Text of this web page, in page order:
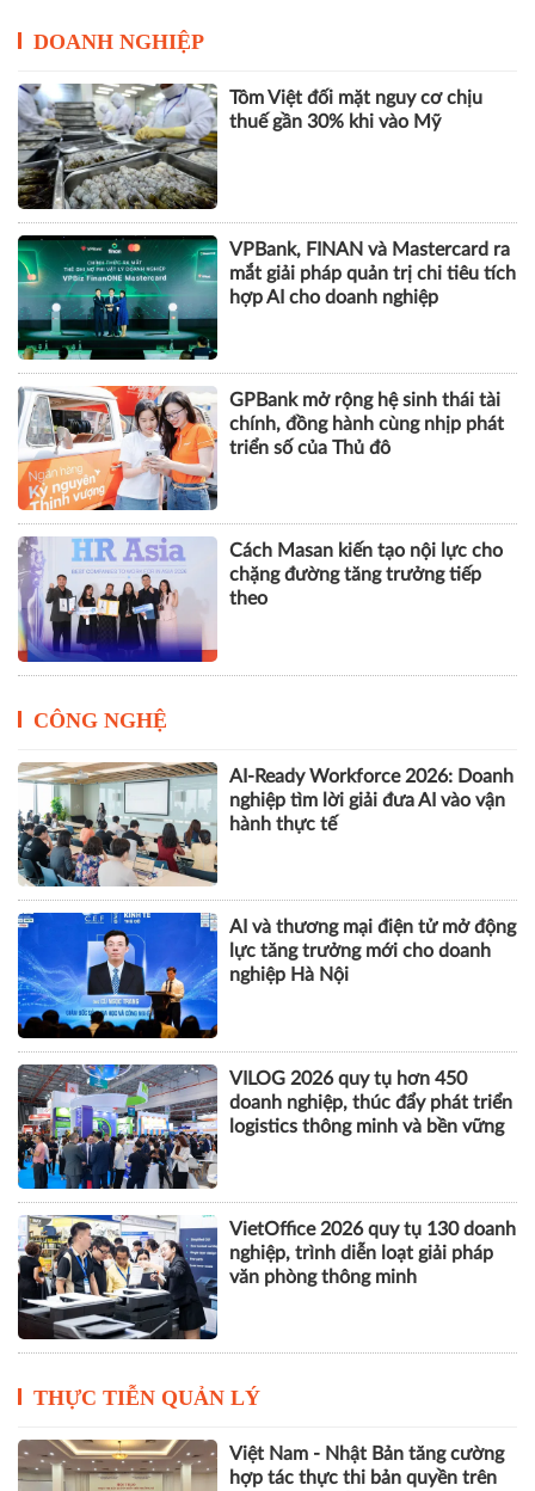
DOANH NGHIỆP
Tôm Việt đối mặt nguy cơ chịu
thuế gần 30% khi vào Mỹ
VPBank, FINAN và Mastercard ra
mắt giải pháp quản trị chi tiêu tích
hợp AI cho doanh nghiệp
GPBank mở rộng hệ sinh thái tài
chính, đồng hành cùng nhịp phát
triển số của Thủ đô
Cách Masan kiến tạo nội lực cho
chặng đường tăng trưởng tiếp
theo
CÔNG NGHỆ
AI-Ready Workforce 2026: Doanh
nghiệp tìm lời giải đưa AI vào vận
hành thực tế
AI và thương mại điện tử mở động
lực tăng trưởng mới cho doanh
nghiệp Hà Nội
VILOG 2026 quy tụ hơn 450
doanh nghiệp, thúc đẩy phát triển
logistics thông minh và bền vững
VietOffice 2026 quy tụ 130 doanh
nghiệp, trình diễn loạt giải pháp
văn phòng thông minh
THỰC TIỄN QUẢN LÝ
Việt Nam - Nhật Bản tăng cường
hợp tác thực thi bản quyền trên